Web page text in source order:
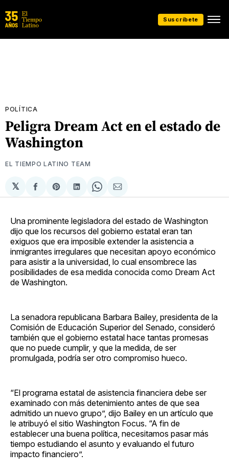
Suscríbete
POLÍTICA
Peligra Dream Act en el estado de
Washington
EL TIEMPO LATINO TEAM
𝕏
Compartir
en
Share
on
Compartir
en
Share
on
Compartir
via
Una prominente legisladora del estado de Washington
dijo que los recursos del gobierno estatal eran tan
exiguos que era imposible extender la asistencia a
inmigrantes irregulares que necesitan apoyo económico
para asistir a la universidad, lo cual ensombrece las
posibilidades de esa medida conocida como Dream Act
de Washington.
La senadora republicana Barbara Bailey, presidenta de la
Comisión de Educación Superior del Senado, consideró
también que el gobierno estatal hace tantas promesas
que no puede cumplir, y que la medida, de ser
promulgada, podría ser otro compromiso hueco.
“El programa estatal de asistencia financiera debe ser
examinado con más detenimiento antes de que sea
admitido un nuevo grupo”, dijo Bailey en un artículo que
le atribuyó el sitio Washington Focus. “A fin de
establecer una buena política, necesitamos pasar más
tiempo estudiando el asunto y evaluando el futuro
impacto financiero”.